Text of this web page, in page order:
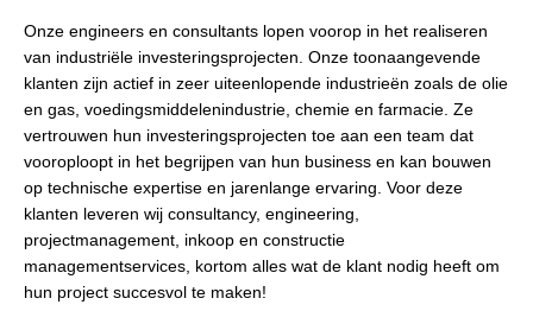
Onze engineers en consultants lopen voorop in het realiseren
van industriële investeringsprojecten. Onze toonaangevende
klanten zijn actief in zeer uiteenlopende industrieën zoals de olie
en gas, voedingsmiddelenindustrie, chemie en farmacie. Ze
vertrouwen hun investeringsprojecten toe aan een team dat
vooroploopt in het begrijpen van hun business en kan bouwen
op technische expertise en jarenlange ervaring. Voor deze
klanten leveren wij consultancy, engineering,
projectmanagement, inkoop en constructie
managementservices, kortom alles wat de klant nodig heeft om
hun project succesvol te maken!